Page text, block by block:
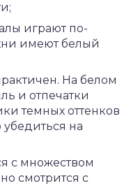
играют по-
имеют белый
На белом
и отпечатки
темных оттенков
убедиться на
с множеством
смотрится с